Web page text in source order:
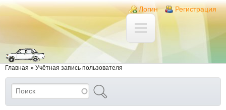
Перейти к основному содержанию
Skip to search
Login links
Логин Регистрация
Вы здесь
Главная » Учётная запись пользователя
Форма поиска
Поиск